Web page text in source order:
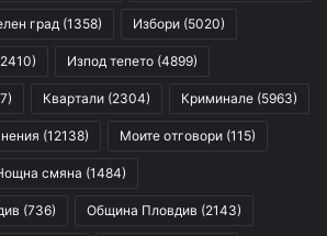
град (1358) Избори (5020)
Изпод тепето (4899)
Квартали (2304) Криминале (5963)
(12138) Моите отговори (115)
смяна (1484)
(736) Община Пловдив (2143)